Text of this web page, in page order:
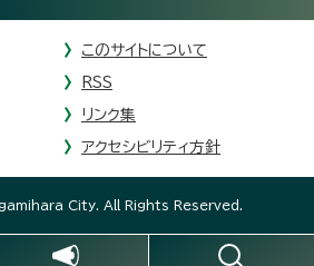
このサイトについて
RSS
リンク集
アクセシビリティ方針
City. All Rights Reserved.